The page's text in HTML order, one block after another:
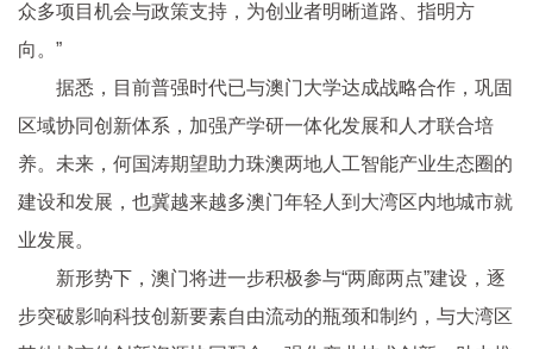
众多项目机会与政策支持，为创业者明晰道路、指明方
向。”
据悉，目前普强时代已与澳门大学达成战略合作，巩固
区域协同创新体系，加强产学研一体化发展和人才联合培
养。未来，何国涛期望助力珠澳两地人工智能产业生态圈的
建设和发展，也冀越来越多澳门年轻人到大湾区内地城市就
业发展。
新形势下，澳门将进一步积极参与“两廊两点”建设，逐
步突破影响科技创新要素自由流动的瓶颈和制约，与大湾区